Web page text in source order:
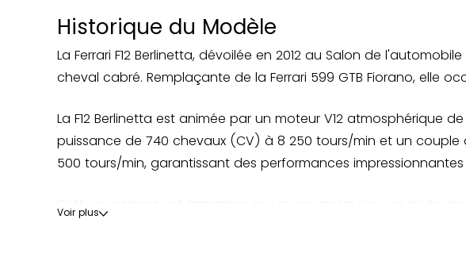
Historique du Modèle
La Ferrari F12 Berlinetta, dévoilée en 2012 au Salon de
cheval cabré. Remplaçante de la Ferrari 599 GTB Fiorano, elle
La F12 Berlinetta est animée par un moteur V12 atmosphérique
puissance de 740 chevaux (CV) à 8 250 tours/min et un
500 tours/min, garantissant des performances
Cette puissance est transmise aux roues arrière via une boîte
Voir plus